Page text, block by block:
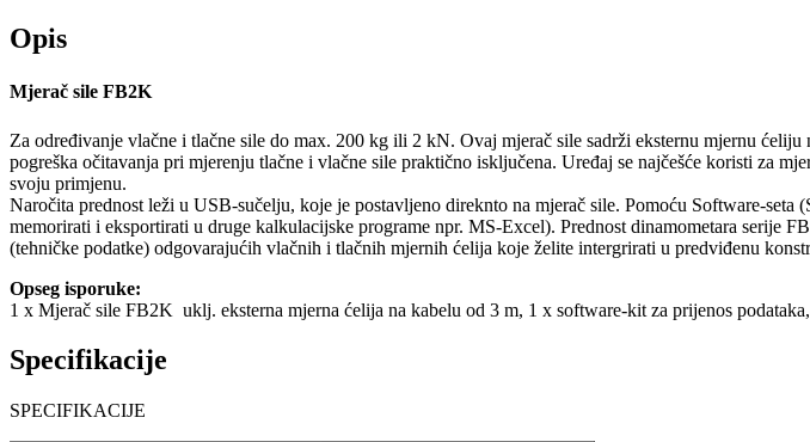
Opis
Mjerač sile FB2K
Za određivanje vlačne i tlačne sile do max. 200 kg ili 2 kN. Ovaj mjerač sile sadrži eksternu mjernu
pogreška očitavanja pri mjerenju tlačne i vlačne sile praktično isključena. Uređaj se najčešće koristi za
svoju primjenu.
Naročita prednost leži u USB-sučelju, koje je postavljeno direknto na mjerač sile. Pomoću Software-
memorirati i eksportirati u druge kalkulacijske programe npr. MS-Excel). Prednost dinamometara serije
(tehničke podatke) odgovarajućih vlačnih i tlačnih mjernih ćelija koje želite intergrirati u predviđenu
Opseg isporuke:
1 x Mjerač sile FB2K uklj. eksterna mjerna ćelija na kabelu od 3 m, 1 x software-kit za prijenos
Specifikacije
SPECIFIKACIJE